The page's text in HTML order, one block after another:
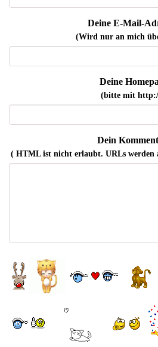
Deine E-Mail-
(Wird nur an mich
Deine
(bitte mit
Dein
( HTML ist nichterlaubt. URLs werden